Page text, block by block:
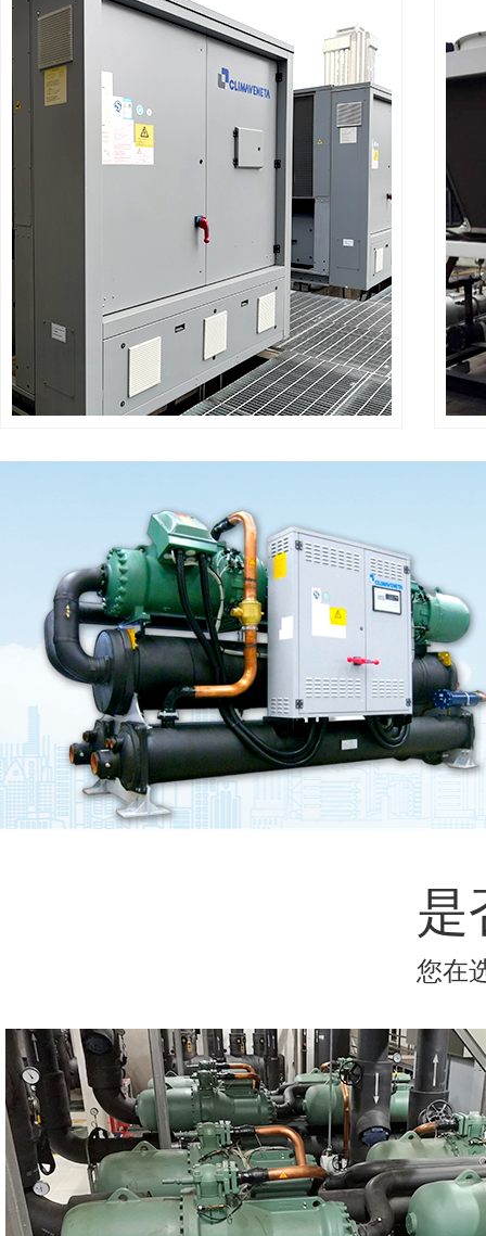
高效风冷螺杆热泵机组维保
螺杆式地源热泵机组维保
螺杆式水源热泵机组维保
小型地源热泵机组维保
涡旋式地源热泵机组维保
涡旋式风冷热泵机组维保
风冷模块冷水（热泵）机组维保
水冷磁悬浮变频离心式冷水机组
风冷螺杆式冷水机组维保
水冷离心式冷水机组维保
是
您在